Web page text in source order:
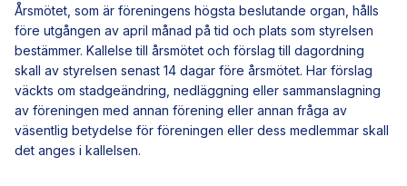
Årsmötet, som är föreningens högsta beslutande organ, hålls
före utgången av april månad på tid och plats som styrelsen
bestämmer. Kallelse till årsmötet och förslag till dagordning
skall av styrelsen senast 14 dagar före årsmötet. Har förslag
väckts om stadgeändring, nedläggning eller sammanslagning
av föreningen med annan förening eller annan fråga av
väsentlig betydelse för föreningen eller dess medlemmar skall
det anges i kallelsen.